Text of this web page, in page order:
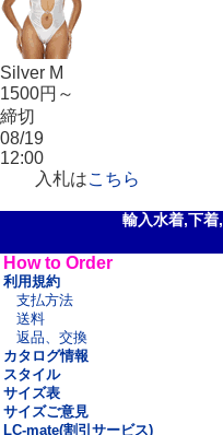
Silver M
1500円～
締切
08/19
12:00
入札はこちら
輸入水着,下
How to Order
利用規約
支払方法
送料
返品、交換
カタログ情報
スタイル
サイズ表
サイズご意見
LC-mate(割引サービス)